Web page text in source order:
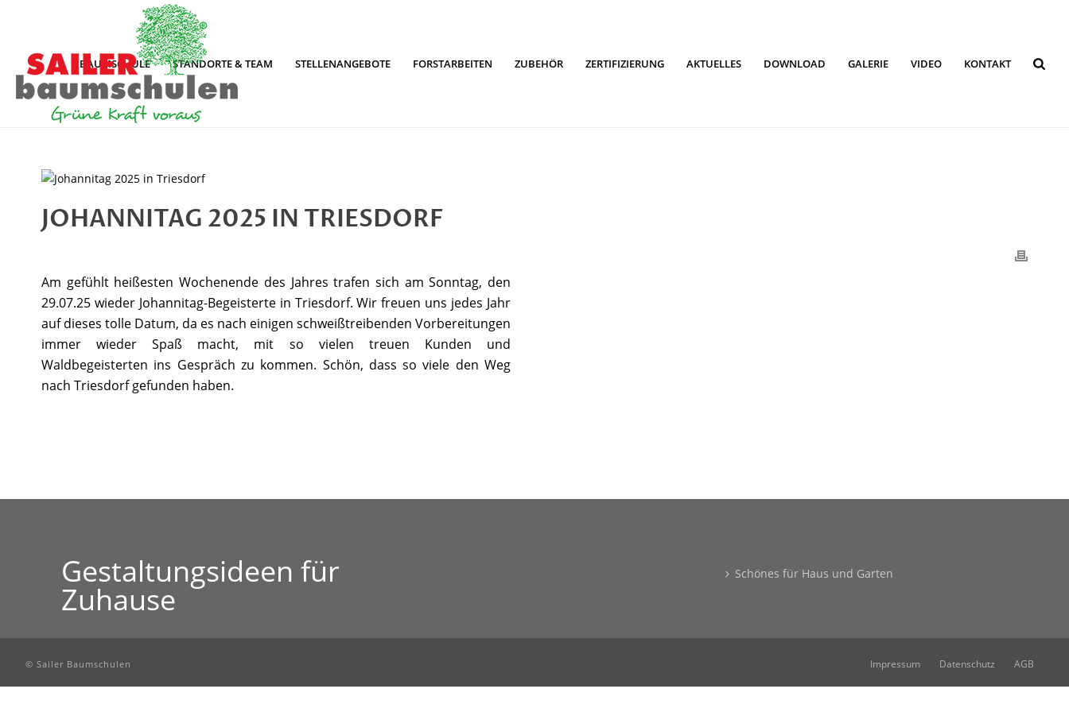
BAUMSCHULE STANDORTE & TEAM STELLENANGEBOTE FORSTARBEITEN ZUBEHÖR ZERTIFIZIERUNG AKTUELLES DOWNLOAD GALERIE VIDEO KONTAKT
JOHANNITAG 2025 IN TRIESDORF
Am gefühlt heißesten Wochenende des Jahres trafen sich am Sonntag, den
29.07.25 wieder Johannitag-Begeisterte in Triesdorf. Wir freuen uns jedes Jahr
auf dieses tolle Datum, da es nach einigen schweißtreibenden Vorbereitungen
immer wieder Spaß macht, mit so vielen treuen Kunden und
Waldbegeisterten ins Gespräch zu kommen. Schön, dass so viele den Weg
nach Triesdorf gefunden haben.
Gestaltungsideen für
Zuhause
Schönes für Haus und Garten
© Sailer Baumschulen Impressum Datenschutz AGB